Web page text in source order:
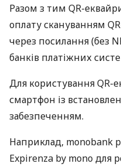
Разом з тим QR-
оплату скануванням
через посилання (без
банків платіжних
Для користування QR-
смартфон із
забезпеченням.
Наприклад, monobank
Expirenza by mono для